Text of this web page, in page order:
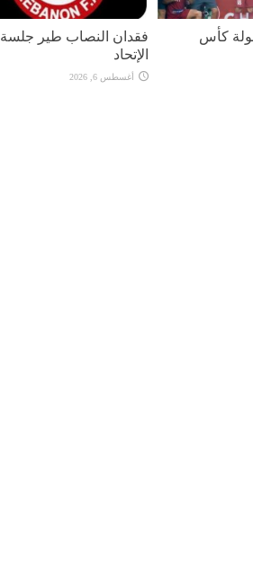
كأس
فقدان النصاب طير جلسة
الإتحاد
أغسطس 6, 2026